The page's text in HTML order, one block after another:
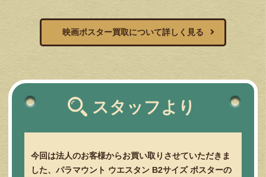
映画ポスター買取について詳しく見る
スタッフより
今回は法人のお客様からお買い取りさせていただきま
した、パラマウント ウエスタン B2サイズ ポスターの